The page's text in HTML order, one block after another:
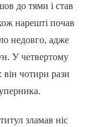
до тями і став
нарешті почав
недовго, адже
У четвертому
чотири рази
зламав ніс